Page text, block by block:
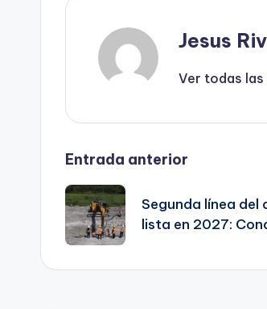
Jesus
Ver todas las
Navegación
de
entradas
Entrada anterior
Segunda línea
lista en 2027: